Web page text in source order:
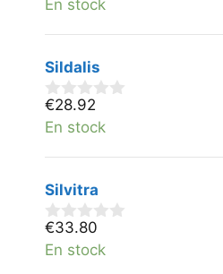
n
En stock
Sildalis
0
v
n
€28.92
En stock
Silvitra
0
v
€33.80
En stock